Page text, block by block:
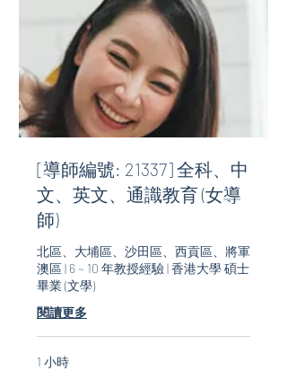
[導師編號: 21337] 全科、中
文、英文、通識教育 (女導
師)
北區、大埔區、沙田區、西貢區、將軍
澳區 | 6 ~ 10 年教授經驗 | 香港大學 碩士
畢業 (文學)
閱讀更多
1 小時